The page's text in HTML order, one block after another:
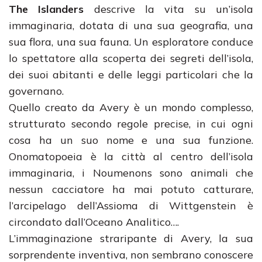
The Islanders descrive la vita su un’isola
immaginaria, dotata di una sua geografia, una
sua flora, una sua fauna. Un esploratore conduce
lo spettatore alla scoperta dei segreti dell’isola,
dei suoi abitanti e delle leggi particolari che la
governano.
Quello creato da Avery è un mondo complesso,
strutturato secondo regole precise, in cui ogni
cosa ha un suo nome e una sua funzione.
Onomatopoeia è la città al centro dell’isola
immaginaria, i Noumenons sono animali che
nessun cacciatore ha mai potuto catturare,
l’arcipelago dell’Assioma di Wittgenstein è
circondato dall’Oceano Analitico….
L’immaginazione straripante di Avery, la sua
sorprendente inventiva, non sembrano conoscere